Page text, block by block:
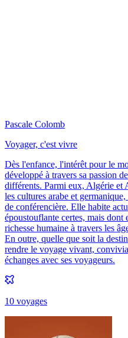
Pascale Colomb
Voyager, c'est vivre
Dès l'enfance, l'intérêt pour le
développé à travers sa passion
différents. Parmi eux, Algérie et
les cultures arabe et
de conférencière. Elle habite
époustouflante certes, mais
richesse humaine à travers les
En outre, quelle que soit la
rendre le voyage vivant,
échanges avec ses voyageurs.
10 voyages